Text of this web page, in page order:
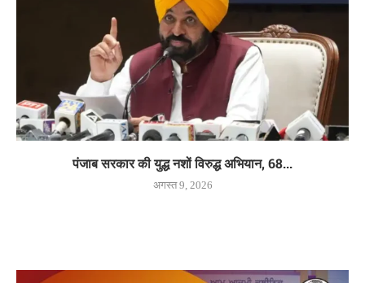
पंजाब सरकार की युद्ध नशों विरुद्ध अभियान, 68...
अगस्त 9, 2026